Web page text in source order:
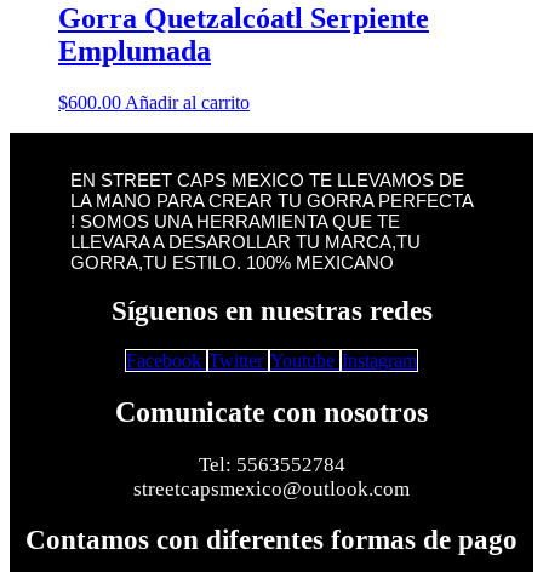
Gorra Quetzalcóatl Serpiente
Emplumada
$600.00 Añadir al carrito
EN STREET CAPS MEXICO TE LLEVAMOS DE
LA MANO PARA CREAR TU GORRA PERFECTA
! SOMOS UNA HERRAMIENTA QUE TE
LLEVARA A DESAROLLAR TU MARCA,TU
GORRA,TU ESTILO. 100% MEXICANO
Síguenos en nuestras redes
Facebook Twitter Youtube Instagram
Comunicate con nosotros
Tel: 5563552784
streetcapsmexico@outlook.com
Contamos con diferentes formas de pago